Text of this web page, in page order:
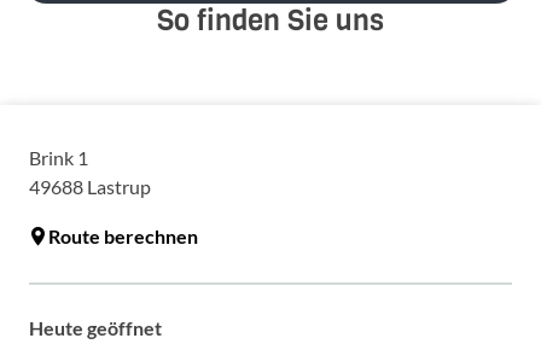
So finden Sie uns
Brink 1
49688 Lastrup
Route berechnen
Heute geöffnet